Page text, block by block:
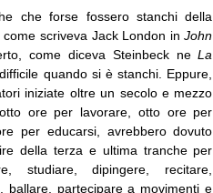
che forse fossero stanchi della
come scriveva Jack London inJohn
come diceva Steinbeck neLa
quando si è stanchi. Eppure,
iniziate oltre un secolo e mezzo
ore per lavorare, otto ore per
per educarsi, avrebbero dovuto
della terza e ultima tranche per
studiare, dipingere, recitare,
ballare, partecipare a movimenti e